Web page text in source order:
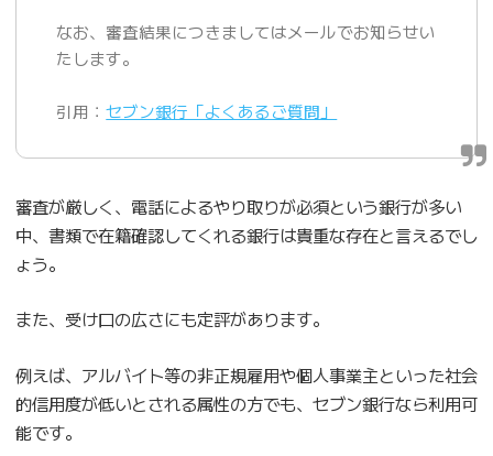
なお、審査結果につきましてはメールでお知らせい
たします。
引用：セブン銀行「よくあるご質問」
審査が厳しく、電話によるやり取りが必須という銀行が多い
中、書類で在籍確認してくれる銀行は貴重な存在と言えるでし
ょう。
また、受け口の広さにも定評があります。
例えば、アルバイト等の非正規雇用や個人事業主といった社会
的信用度が低いとされる属性の方でも、セブン銀行なら利用可
能です。